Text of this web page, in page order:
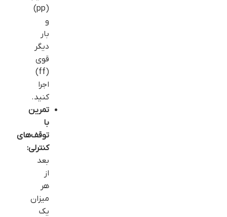
(pp)
و
بار
دیگر
قوی
(ff)
اجرا
کنید.
تمرین
با
توقف‌های
کنترلی:
بعد
از
هر
میزان
یک